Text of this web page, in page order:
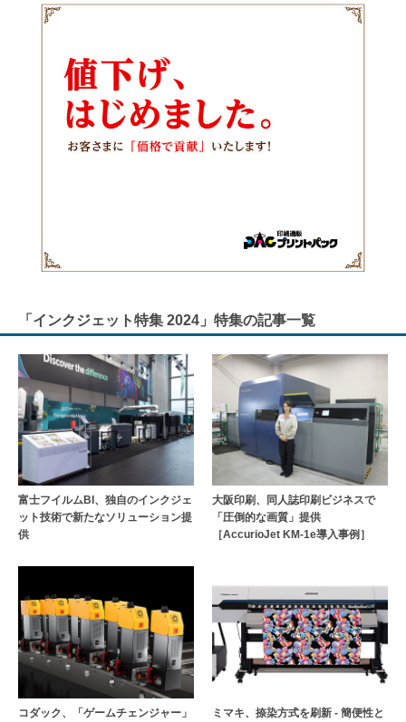
「インクジェット特集 2024」特集の記事一覧
富士フイルムBI、独自のインクジェ
ット技術で新たなソリューション提
供
大阪印刷、同人誌印刷ビジネスで
「圧倒的な画質」提供
［AccurioJet KM-1e導入事例］
コダック、「ゲームチェンジャー」
ミマキ、捺染方式を刷新 - 簡便性と